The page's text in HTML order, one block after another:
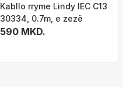
Kabllo rryme Lindy IEC C13
30334, 0.7m, e zezë
590 MKD.